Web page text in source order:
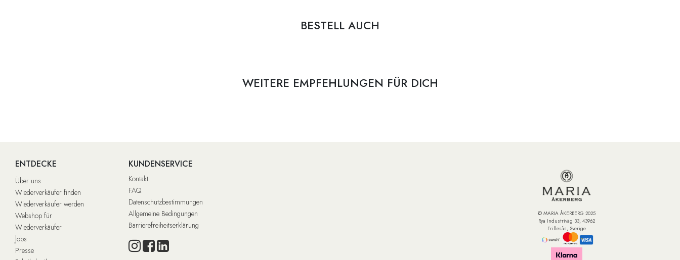
BESTELL AUCH
WEITERE EMPFEHLUNGEN FÜR DICH
ENTDECKE
Über uns
Wiederverkäufer finden
Wiederverkäufer werden
Webshop für
Wiederverkäufer
Jobs
Presse
KUNDENSERVICE
Kontakt
FAQ
Datenschutzbestimmungen
Allgemeine Bedingungen
Barrierefreiheitserklärung
© MARIA ÅKERBERG 2025
Rya Industriväg 33, 43962
Frillesås, Sverige